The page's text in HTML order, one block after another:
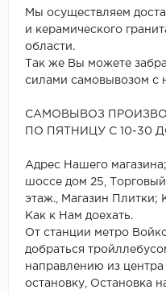
Мы осуществляем
и керамического
области.
Так же Вы можете
силами самовывозом с
САМОВЫВОЗ
ПО ПЯТНИЦУ С 10-30
Адрес Нашего
шоссе дом 25,
этаж., Магазин
Как к Нам доехать.
От станции метро
добраться
направлению из
остановку, Остановка